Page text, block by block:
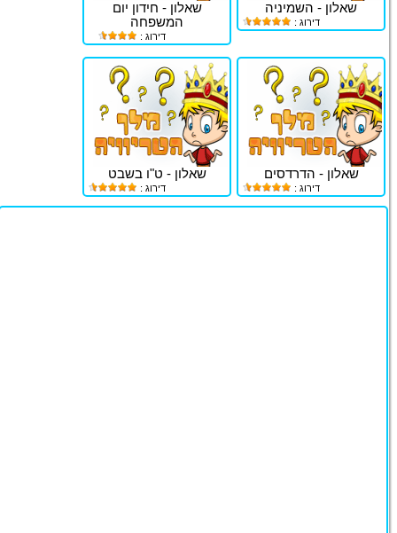
שאלון - השמיניה
דירוג :
שאלון - חידון יום
המשפחה
דירוג :
שאלון - הדרדסים
דירוג :
שאלון - ט"ו בשבט
דירוג :